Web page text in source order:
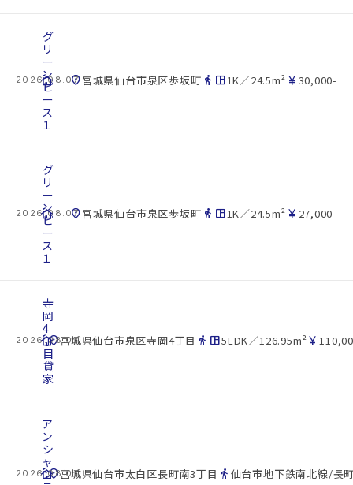
2026.08.07
cottage
グ
リ
ー
ン
ピ
ー
ス
１
location_on宮城県仙台市泉区歩坂町 directions_walk space_dashboard1K／24.5m² currency_yen 30,000-
2026.08.07
cottage
グ
リ
ー
ン
ピ
ー
ス
１
location_on宮城県仙台市泉区歩坂町 directions_walk space_dashboard1K／24.5m² currency_yen 27,000-
2026.08.07
cottage
寺
岡
4
丁
目
貸
家
location_on宮城県仙台市泉区寺岡4丁目 directions_walk space_dashboard5LDK／126.95m²currency_yen
2026.08.07
cottage
ア
ン
シ
ャ
ンlocation_on宮城県仙台市太白区長町南3丁目 directions_walk 仙台市地下鉄南北線/長